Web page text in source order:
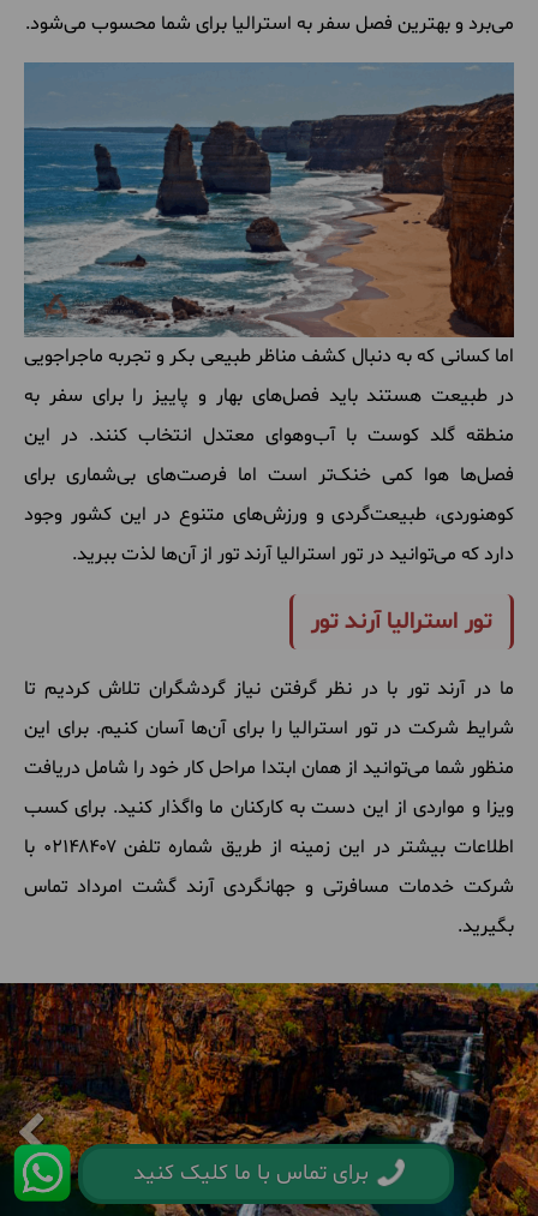
میبرد و بهترین فصل سفر به استرالیا برای شما محسوب میشود.
اما کسانی که به دنبال کشف مناظر طبیعی بکر و تجربه ماجراجویی
در طبیعت هستند باید فصلهای بهار و پاییز را برای سفر به
منطقه گلد کوست با آبوهوای معتدل انتخاب کنند. در این
فصلها هوا کمی خنکتر است اما فرصتهای بیشماری برای
کوهنوردی، طبیعتگردی و ورزشهای متنوع در این کشور وجود
داردکه میتوانید در تور استرالیا آرندتور از آنها لذتببرید.
تور استرالیا آرند تور
ما در آرند تور با در نظر گرفتن نیاز گردشگران تلاش کردیم تا
شرایط شرکت در تور استرالیا را برای آنها آسان کنیم.برای این
منظور شما میتوانید از همان ابتدا مراحل کار خود را شامل دریافت
ویزا و مواردی از این دست به کارکنان ما واگذار کنید. برای کسب
اطلاعات بیشتر در این زمینه از طریق شماره تلفن ۰۲۱۴۸۴۰۷ با
شرکت خدمات مسافرتی و جهانگردی آرند گشت امرداد تماس
بگیرید.
برای تماس با ما کلیک کنید